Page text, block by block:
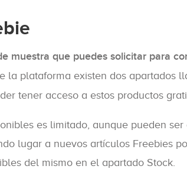
muestra que puedes solicitar para
la plataforma existen dos apartados
tener acceso a estos productos
es limitado, aunque pueden
lugar a nuevos artículos Freebies
del mismo en el apartado Stock.